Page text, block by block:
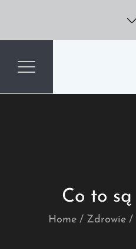
content
Co to
Home Zdrowie